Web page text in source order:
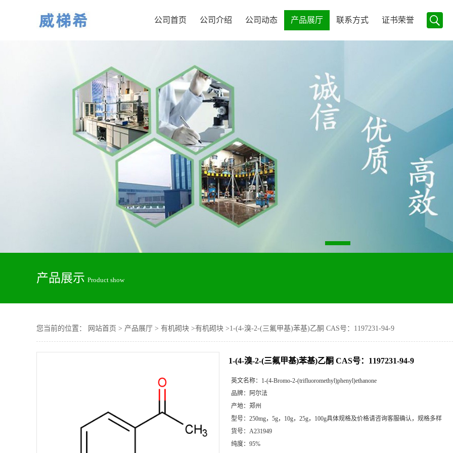
公司首页 公司介绍 公司动态 产品展厅 联系方式 证书荣誉
产品展示 Product show
您当前的位置： 网站首页 > 产品展厅 > 有机砌块 >有机砌块 >1-(4-溴-2-(三氟甲基)苯基)乙酮 CAS号：1197231-94-9
1-(4-溴-2-(三氟甲基)苯基)乙酮 CAS号：1197231-94-9
英文名称： 1-(4-Bromo-2-(trifluoromethyl)phenyl)ethanone
品牌：
阿尔法
产地： 郑州
型号： 250mg，5g，10g，25g，100g具体规格及价格请咨询客服确认，规格多样
货号： A231949
纯度： 95%